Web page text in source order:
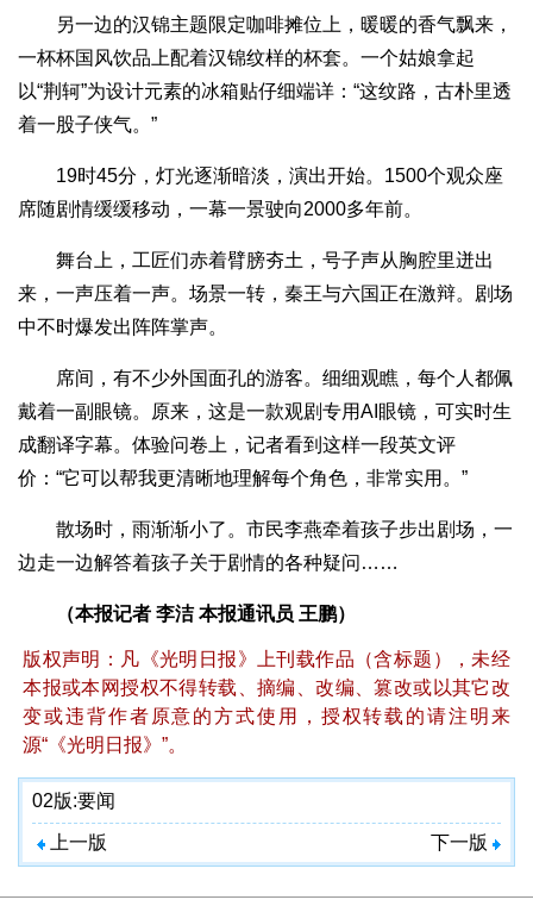
另一边的汉锦主题限定咖啡摊位上，暖暖的香气飘来，
一杯杯国风饮品上配着汉锦纹样的杯套。一个姑娘拿起
以“荆轲”为设计元素的冰箱贴仔细端详：“这纹路，古朴里透
着一股子侠气。”
19时45分，灯光逐渐暗淡，演出开始。1500个观众座
席随剧情缓缓移动，一幕一景驶向2000多年前。
舞台上，工匠们赤着臂膀夯土，号子声从胸腔里迸出
来，一声压着一声。场景一转，秦王与六国正在激辩。剧场
中不时爆发出阵阵掌声。
席间，有不少外国面孔的游客。细细观瞧，每个人都佩
戴着一副眼镜。原来，这是一款观剧专用AI眼镜，可实时生
成翻译字幕。体验问卷上，记者看到这样一段英文评
价：“它可以帮我更清晰地理解每个角色，非常实用。”
散场时，雨渐渐小了。市民李燕牵着孩子步出剧场，一
边走一边解答着孩子关于剧情的各种疑问……
（本报记者 李洁 本报通讯员 王鹏）
版权声明：凡《光明日报》上刊载作品（含标题），未经
本报或本网授权不得转载、摘编、改编、篡改或以其它改
变或违背作者原意的方式使用，授权转载的请注明来
源“《光明日报》”。
02版:要闻
上一版 下一版